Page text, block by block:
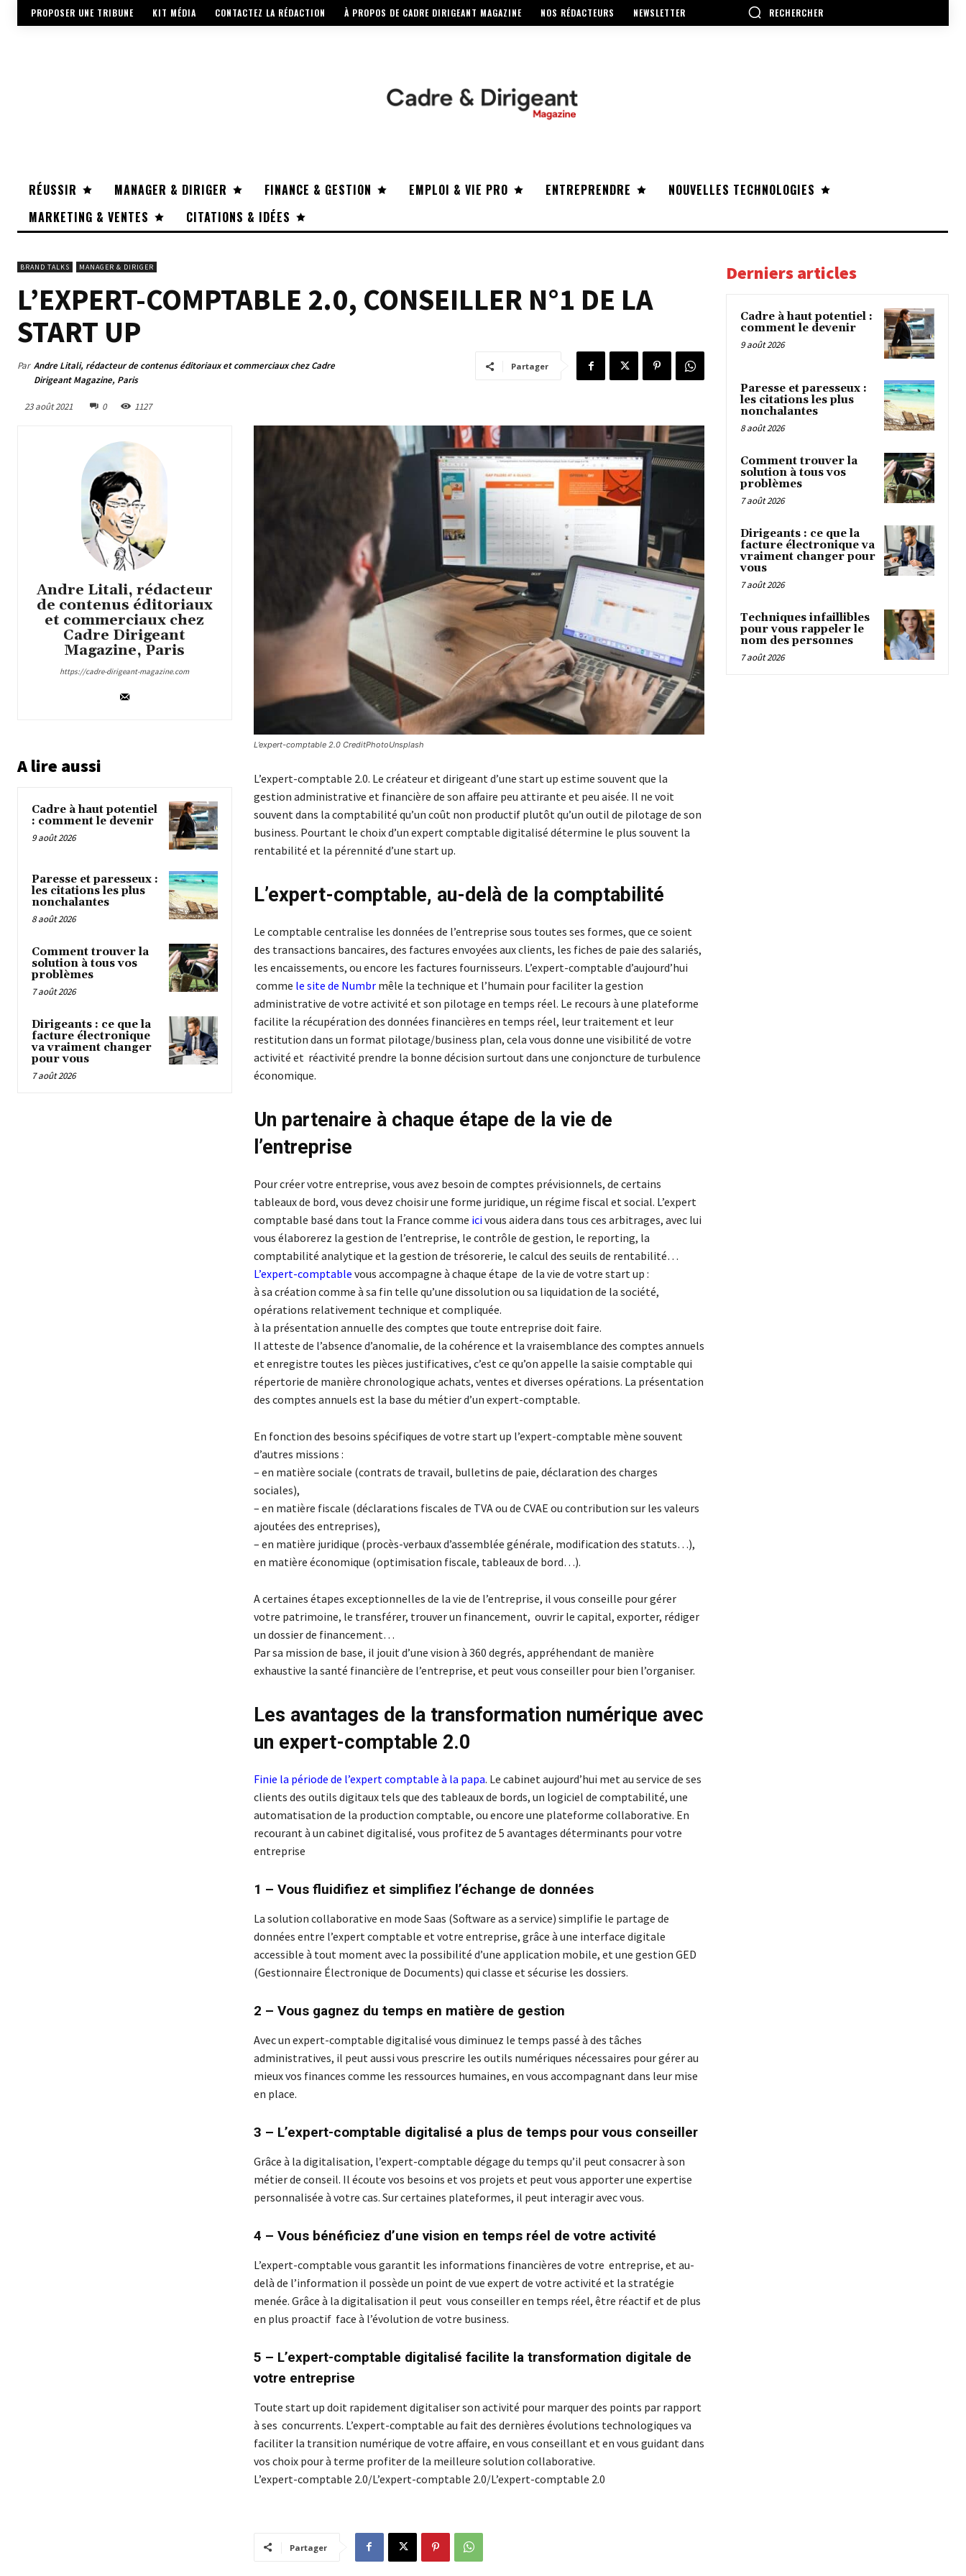
PROPOSER UNE TRIBUNE KIT MÉDIA CONTACTEZ LA RÉDACTION À PROPOS DE CADRE DIRIGEANT MAGAZINE NOS RÉDACTEURS NEWSLETTER RECHERCHER
RÉUSSIR MANAGER & DIRIGER FINANCE & GESTION EMPLOI & VIE PRO ENTREPRENDRE
NOUVELLES TECHNOLOGIES
MARKETING & VENTES
CITATIONS & IDÉES
BRAND TALKS MANAGER & DIRIGER
L’EXPERT-COMPTABLE 2.0, CONSEILLER N°1 DE LA
START UP
Par Andre Litali, rédacteur de contenus éditoriaux et commerciaux chez Cadre
Dirigeant Magazine, Paris
23 août 2021 0 1127
Partager
Andre Litali, rédacteur
de contenus éditoriaux
et commerciaux chez
Cadre Dirigeant
Magazine, Paris
https://cadre-dirigeant-magazine.com
A lire aussi
Cadre à haut potentiel
: comment le devenir
9 août 2026
Paresse et paresseux :
les citations les plus
nonchalantes
8 août 2026
Comment trouver la
solution à tous vos
problèmes
7 août 2026
Dirigeants : ce que la
facture électronique
va vraiment changer
pour vous
7 août 2026
L’expert-comptable 2.0 CreditPhotoUnsplash
L’expert-comptable 2.0. Le créateur et dirigeant d’une start up estime souvent que la
gestion administrative et financière de son affaire peu attirante et peu aisée. Il ne voit
souvent dans la comptabilité qu’un coût non productif plutôt qu’un outil de pilotage de son
business. Pourtant le choix d’un expert comptable digitalisé détermine le plus souvent la
rentabilité et la pérennité d’une start up.
L’expert-comptable, au-delà de la comptabilité
Le comptable centralise les données de l’entreprise sous toutes ses formes, que ce soient
des transactions bancaires, des factures envoyées aux clients, les fiches de paie des salariés,
les encaissements, ou encore les factures fournisseurs. L’expert-comptable d’aujourd’hui
comme le site de Numbrmêle la technique et l’humain pour faciliter la gestion
administrative de votre activité et son pilotage en temps réel. Le recours à une plateforme
facilite la récupération des données financières en temps réel, leur traitement et leur
restitution dans un format pilotage/business plan, cela vous donne une visibilité de votre
activité et réactivité prendre la bonne décision surtout dans une conjoncture de turbulence
économique.
Un partenaire à chaque étape de la vie de
l’entreprise
Pour créer votre entreprise, vous avez besoin de comptes prévisionnels, de certains
tableaux de bord, vous devez choisir une forme juridique, un régime fiscal et social. L’expert
comptable basé dans tout la France comme icivous aidera dans tous ces arbitrages, avec lui
vous élaborerez la gestion de l’entreprise, le contrôle de gestion, le reporting, la
comptabilité analytique et la gestion de trésorerie, le calcul des seuils de rentabilité…
L’expert-comptable vous accompagne à chaque étape de la vie de votre start up :
à sa création comme à sa fin telle qu’une dissolution ou sa liquidation de la société,
opérations relativement technique et compliquée.
à la présentation annuelle des comptes que toute entreprise doit faire.
Il atteste de l’absence d’anomalie, de la cohérence et la vraisemblance des comptes annuels
et enregistre toutes les pièces justificatives, c’est ce qu’on appelle la saisie comptable qui
répertorie de manière chronologique achats, ventes et diverses opérations. La présentation
des comptes annuels est la base du métier d’un expert-comptable.
En fonction des besoins spécifiques de votre start up l’expert-comptable mène souvent
d’autres missions :
– en matière sociale (contrats de travail, bulletins de paie, déclaration des charges
sociales),
– en matière fiscale (déclarations fiscales de TVA ou de CVAE ou contribution sur les valeurs
ajoutées des entreprises),
– en matière juridique (procès-verbaux d’assemblée générale, modification des statuts…),
en matière économique (optimisation fiscale, tableaux de bord…).
A certaines étapes exceptionnelles de la vie de l’entreprise, il vous conseille pour gérer
votre patrimoine, le transférer, trouver un financement, ouvrir le capital, exporter, rédiger
un dossier de financement…
Par sa mission de base, il jouit d’une vision à 360 degrés, appréhendant de manière
exhaustive la santé financière de l’entreprise, et peut vous conseiller pour bien l’organiser.
Les avantages de la transformation numérique avec
un expert-comptable 2.0
Finie la période de l’expert comptable à la papa. Le cabinet aujourd’hui met au service de ses
clients des outils digitaux tels que des tableaux de bords, un logiciel de comptabilité, une
automatisation de la production comptable, ou encore une plateforme collaborative. En
recourant à un cabinet digitalisé, vous profitez de 5 avantages déterminants pour votre
entreprise
1 – Vous fluidifiez et simplifiez l’échange de données
La solution collaborative en mode Saas (Software as a service) simplifie le partage de
données entre l’expert comptable et votre entreprise, grâce à une interface digitale
accessible à tout moment avec la possibilité d’une application mobile, et une gestion GED
(Gestionnaire Électronique de Documents) qui classe et sécurise les dossiers.
2 – Vous gagnez du temps en matière de gestion
Avec un expert-comptable digitalisé vous diminuez le temps passé à des tâches
administratives, il peut aussi vous prescrire les outils numériques nécessaires pour gérer au
mieux vos finances comme les ressources humaines, en vous accompagnant dans leur mise
en place.
3 – L’expert-comptable digitalisé a plus de temps pour vous conseiller
Grâce à la digitalisation, l’expert-comptable dégage du temps qu’il peut consacrer à son
métier de conseil. Il écoute vos besoins et vos projets et peut vous apporter une expertise
personnalisée à votre cas. Sur certaines plateformes, il peut interagir avec vous.
4 – Vous bénéficiez d’une vision en temps réel de votre activité
L’expert-comptable vous garantit les informations financières de votre entreprise, et au-
delà de l’information il possède un point de vue expert de votre activité et la stratégie
menée. Grâce à la digitalisation il peut vous conseiller en temps réel, être réactif et de plus
en plus proactif face à l’évolution de votre business.
5 – L’expert-comptable digitalisé facilite la transformation digitale de
votre entreprise
Toute start up doit rapidement digitaliser son activité pour marquer des points par rapport
à ses concurrents. L’expert-comptable au fait des dernières évolutions technologiques va
faciliter la transition numérique de votre affaire, en vous conseillant et en vous guidant dans
vos choix pour à terme profiter de la meilleure solution collaborative.
L’expert-comptable 2.0/L’expert-comptable 2.0/L’expert-comptable 2.0
Partager
Derniers articles
Cadre à haut potentiel :
comment le devenir
9 août 2026
Paresse et paresseux :
les citations les plus
nonchalantes
8 août 2026
Comment trouver la
solution à tous vos
problèmes
7 août 2026
Dirigeants : ce que la
facture électronique va
vraiment changer pour
vous
7 août 2026
Techniques infaillibles
pour vous rappeler le
nom des personnes
7 août 2026